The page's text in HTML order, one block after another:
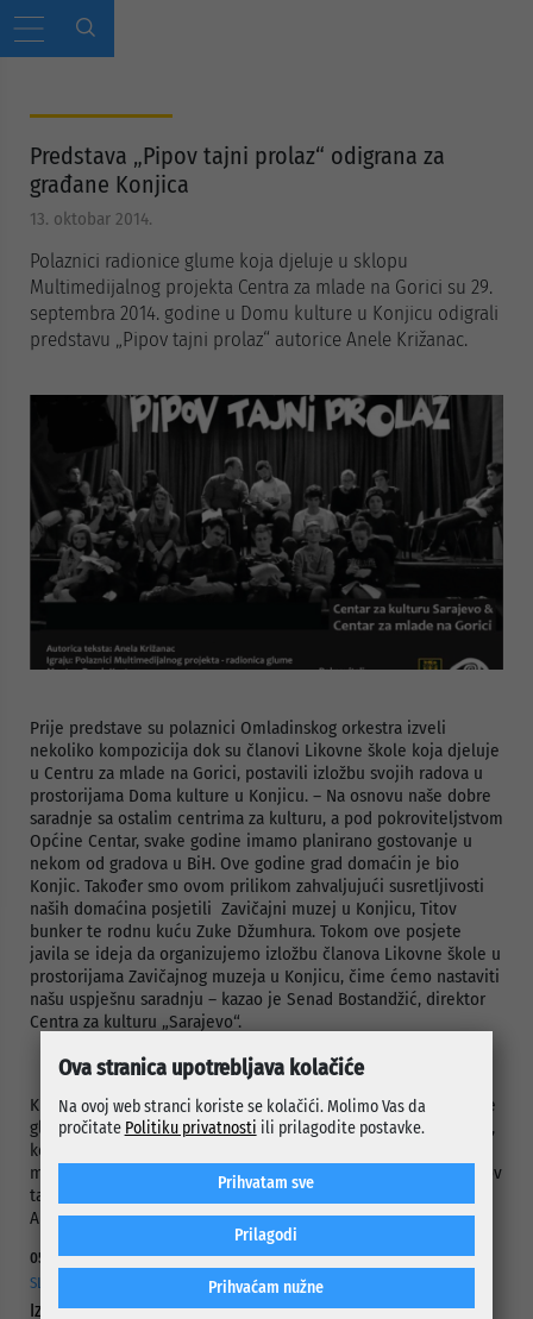
Predstava „Pipov tajni prolaz“ odigrana za
građane Konjica
13. oktobar 2014.
Polaznici radionice glume koja djeluje u sklopu
Multimedijalnog projekta Centra za mlade na Gorici su 29.
septembra 2014. godine u Domu kulture u Konjicu odigrali
predstavu „Pipov tajni prolaz“ autorice Anele Križanac.
Prije predstave su polaznici Omladinskog orkestra izveli
nekoliko kompozicija dok su članovi Likovne škole koja djeluje
u Centru za mlade na Gorici, postavili izložbu svojih radova u
prostorijama Doma kulture u Konjicu. – Na osnovu naše dobre
saradnje sa ostalim centrima za kulturu, a pod pokroviteljstvom
Općine Centar, svake godine imamo planirano gostovanje u
nekom od gradova u BiH. Ove godine grad domaćin je bio
Konjic. Također smo ovom prilikom zahvaljujući susretljivosti
naših domaćina posjetili Zavičajni muzej u Konjicu, Titov
bunker te rodnu kuću Zuke Džumhura. Tokom ove posjete
javila se ideja da organizujemo izložbu članova Likovne škole u
prostorijama Zavičajnog muzeja u Konjicu, čime ćemo nastaviti
našu uspješnu saradnju – kazao je Senad Bostandžić, direktor
Centra za kulturu „Sarajevo“.
Kroz dramski komad na humorističan način polaznici radionice
glume su pokazali šta se dešava kada se nemiri, borba za vlast,
korupcija i svi problemi našeg vremena na kratko zamijene
mirom i blagostanjem iz svijeta bajki. Reditelj predstave „Pipov
tajni prolaz“ je Damir Kustura, njegov asistent Sanjin
Arnautović i kostimografkinja Zana Šutrović.
05.08.2026.
SLUŽBA ZA CIVILNU ZAŠTITU OPĆINE CENTAR
Izdato narandžasto upozorenje zbog visokih dnevnih
Ova stranica upotrebljava kolačiće
Na ovoj web stranci koriste se kolačići. Molimo Vas da
pročitate Politiku privatnosti ili prilagodite postavke.
Prihvaćam nužne
Prilagodi
Prihvatam sve